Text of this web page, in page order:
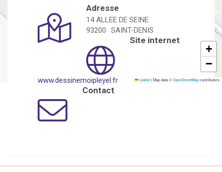
+
−
Leaflet|Map data ©OpenStreetMapcontributors
Adresse
14 ALLEE DE SEINE
93200
SAINT-DENIS
Site internet
www.dessinemoipleyel.fr
Contact